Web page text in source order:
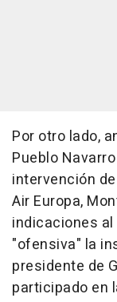
Por otro lado,
Pueblo
intervención
Air Europa,
indicaciones
"ofensiva" la
presidente de
participado en